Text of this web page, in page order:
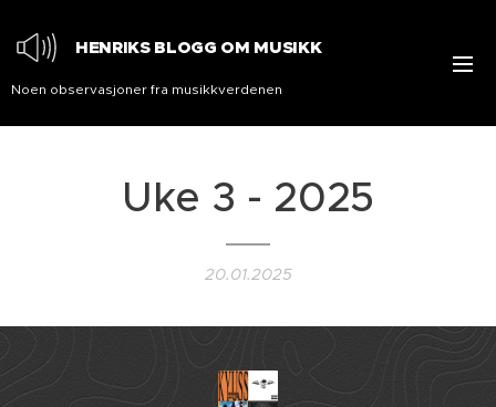
HENRIKS BLOGG OM MUSIKK
Noen observasjoner fra musikkverdenen
Uke 3 - 2025
20.01.2025